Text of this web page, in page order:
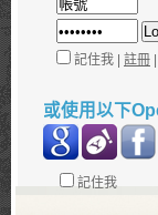
記住我 | 註冊 |
或使用以下
記住我